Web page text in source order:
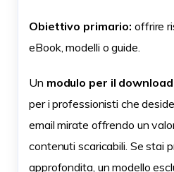
Obiettivo primario: offrire
eBook, modelli o guide.
Un modulo per il
per i professionisti che
email mirate offrendo un
contenuti scaricabili. Se stai
approfondita, un modello